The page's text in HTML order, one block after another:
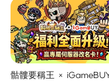
骷髏要稱王 ×